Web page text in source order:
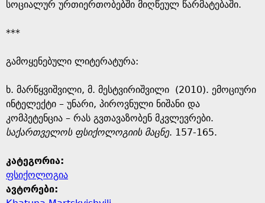
სოციალურ ურთიერთობებში მიღწეულ წარმატებაში.
***
გამოყენებული ლიტერატურა:
ხ. მარწყვიშვილი, მ. მესტვირიშვილი (2010). ემოციური
ინტელექტი – უნარი, პიროვნული ნიშანი და
კომპეტენცია – რას გვთავაზობენ მკვლევრები.
საქართველოს ფსიქოლოგიის მაცნე. 157-165.
კატეგორია:
ფსიქოლოგია
ავტორები: